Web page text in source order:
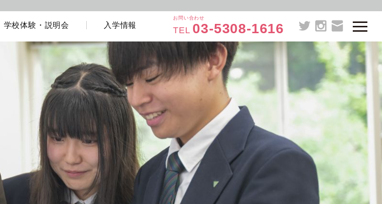
学校体験・説明会 入学情報
お問い合わせ
TEL 03-5308-1616